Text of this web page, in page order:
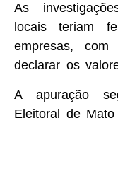
As
locais teriam
empresas,
declarar os
A apuração
Eleitoral de Mato